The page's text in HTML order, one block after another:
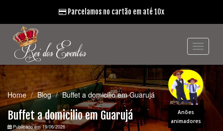
Anões
animadores
Parcelamos no cartão em até 10x
Home Blog Buffet a domicilio em Guarujá
Buffet a domicilio em Guarujá
Publicado em 19/06/2026